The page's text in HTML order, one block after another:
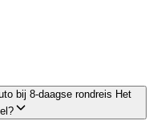
bij 8-daagse rondreis Het